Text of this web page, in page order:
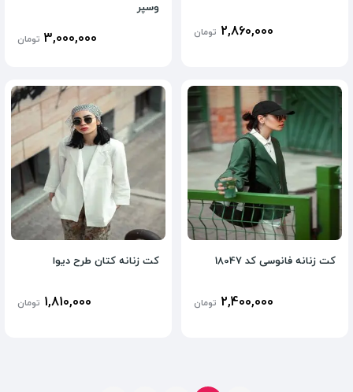
2,860,000 تومان
وسپر
3,000,000 تومان
کت زنانه فانوسی کد 18047
2,400,000 تومان
کت زنانه کتان طرح دیوا
1,810,000 تومان